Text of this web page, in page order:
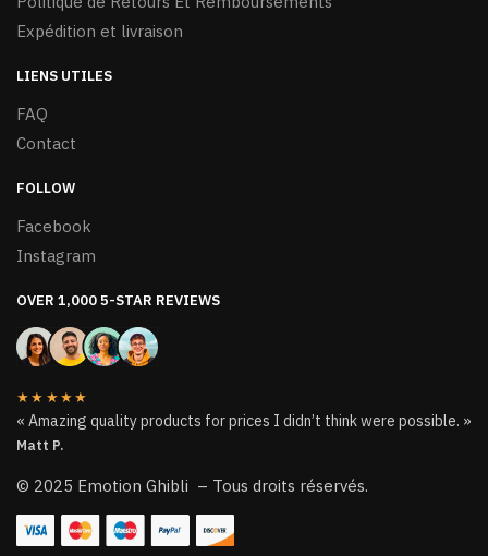
Expédition et livraison
LIENS UTILES
FAQ
Contact
FOLLOW
Facebook
Instagram
OVER 1,000 5-STAR REVIEWS
★★★★★
« Amazing quality products for prices I didn’t think were possible. »
Matt P.
© 2025 Emotion Ghibli – Tous droits réservés.